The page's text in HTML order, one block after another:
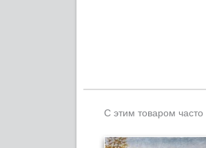
С этим товаром часто